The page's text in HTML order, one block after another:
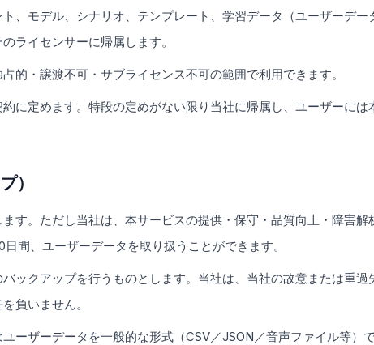
、モデル、シナリオ、テンプレート、学習データ（ユーザーデー
ライセンサーに帰属します。
的・譲渡不可・サブライセンス不可の範囲で利用できます。
に定めます。特段の定めがない限り当社に帰属し、ユーザーには
）
す。ただし当社は、本サービスの提供・保守・品質向上・障害解
間、ユーザーデータを取り扱うことができます。
ックアップを行うものとします。当社は、当社の故意または重過
負いません。
ーザーデータを一般的な形式（CSV／JSON／音声ファイル等）